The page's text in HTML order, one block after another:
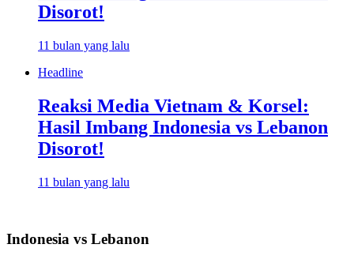
Disorot!
11 bulan yang lalu
Headline
Reaksi Media Vietnam & Korsel:
Hasil Imbang Indonesia vs Lebanon
Disorot!
11 bulan yang lalu
Indonesia vs Lebanon